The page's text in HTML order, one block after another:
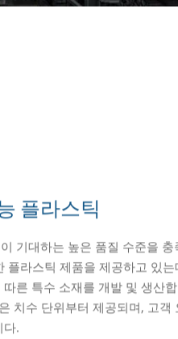
플라스틱
기대하는 높은 품질 수준을 충
라스틱 제품을 제공하고 있는
른 특수 소재를 개발 및 생산
치수 단위부터 제공되며, 고객
다.
성을 개선한 다양한 제품 뿐만
드 제품을 제공하고 있습니다.
침기로 검출이 가능한 플라스
드)
미드로서 장기 사용 시에 받는
수한 크리프 강도를 가지고 있
태에서 사용이 가능하여 저마
부품수명을 연장하고 유지 보
순도와 낮은 기체 방출이 요구
니어링 프로파일 및 튜브를 우
특수하게 제작된 금형을 통한
3D 프린팅의 한 공법인 FDM
PEI, PPS, PVDF)로 생산하고
는 기술을 개발 하고 있습니다.
는 고객이 시제품을 제작하고,
적 지원을 제공합니다.
의 최신 사출 성형 공장은 정교
는 다중 부품 사출 및 인서트/
양한 고성능 플라스틱 (PI,
제품을 생산하는데 가장 빠르
어링 플라스틱 및 고내열 플라
단 기술 설비 시설을 갖추고 있
팀은 허용 오차가 매우 작은
열재로 사용하면 에너지 절약
등급을 취득할수 있습니다.
키며, 지난 30년 동안에 걸쳐 전